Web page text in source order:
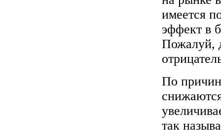
имеется
эффект в
Пожалуй,
По
так